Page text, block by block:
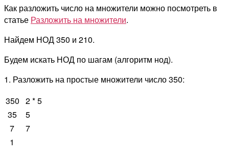
Как разложить число на множители можно посмотреть в
статье Разложить на множители.
Найдем НОД 350 и 210.
Будем искать НОД по шагам (алгоритм нод).
1. Разложить на простые множители число 350:
350 2 * 5
35
5
7
7
1